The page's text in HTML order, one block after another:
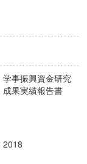
学事振興資金研究
成果実績報告書
2018